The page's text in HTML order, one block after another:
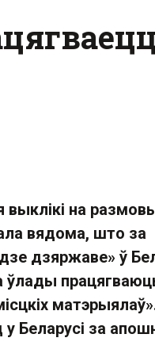
на
вядома, што за
дзяржаве» ў
ўлады
Беларусі за